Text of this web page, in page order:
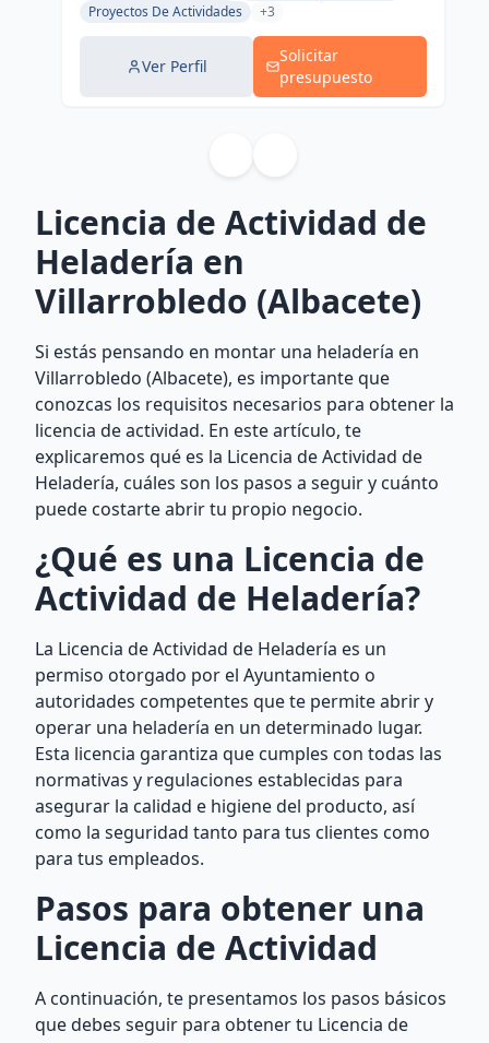
Proyectos De Actividades
+3
Ver Perfil
Solicitar
presupuesto
Licencia de Actividad de
Heladería en
Villarrobledo (Albacete)
Si estás pensando en montar una heladería en
Villarrobledo (Albacete), es importante que
conozcas los requisitos necesarios para obtener la
licencia de actividad. En este artículo, te
explicaremos qué es la Licencia de Actividad de
Heladería, cuáles son los pasos a seguir y cuánto
puede costarte abrir tu propio negocio.
¿Qué es una Licencia de
Actividad de Heladería?
La Licencia de Actividad de Heladería es un
permiso otorgado por el Ayuntamiento o
autoridades competentes que te permite abrir y
operar una heladería en un determinado lugar.
Esta licencia garantiza que cumples con todas las
normativas y regulaciones establecidas para
asegurar la calidad e higiene del producto, así
como la seguridad tanto para tus clientes como
para tus empleados.
Pasos para obtener una
Licencia de Actividad
A continuación, te presentamos los pasos básicos
que debes seguir para obtener tu Licencia de